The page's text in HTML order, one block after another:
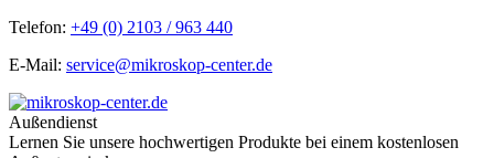
Telefon: +49 (0) 2103 / 963 440
E-Mail: service@mikroskop-center.de
Außendienst
Lernen Sie unsere hochwertigen Produkte bei einem kostenlosen